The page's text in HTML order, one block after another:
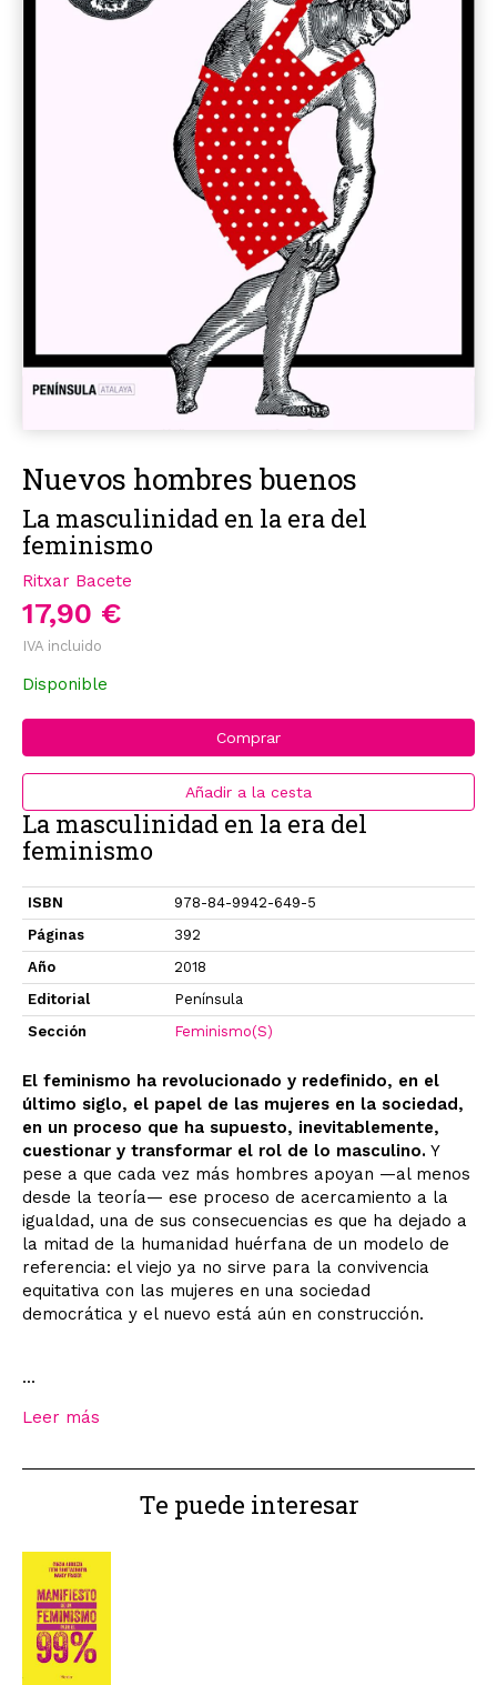
Nuevos hombres buenos
La masculinidad en la era del
feminismo
Ritxar Bacete
17,90 €
IVA incluido
Disponible
Comprar
Añadir a la cesta
La masculinidad en la era del
feminismo
ISBN
978-84-9942-649-5
Páginas
392
Año
2018
Editorial
Península
Sección
Feminismo(S)
El feminismo ha revolucionado y redefinido, en el
último siglo, el papel de las mujeres en la sociedad,
en un proceso que ha supuesto, inevitablemente,
cuestionar y transformar el rol de lo masculino. Y
pese a que cada vez más hombres apoyan —al menos
desde la teoría— ese proceso de acercamiento a la
igualdad, una de sus consecuencias es que ha dejado a
la mitad de la humanidad huérfana de un modelo de
referencia: el viejo ya no sirve para la convivencia
equitativa con las mujeres en una sociedad
democrática y el nuevo está aún en construcción.
...
Leer más
Te puede interesar